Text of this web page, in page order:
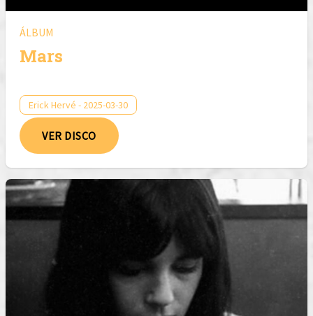
ÁLBUM
Mars
Erick Hervé - 2025-03-30
VER DISCO